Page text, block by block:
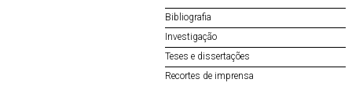
Bibliografia
Investigação
Teses e dissertações
Recortes de imprensa